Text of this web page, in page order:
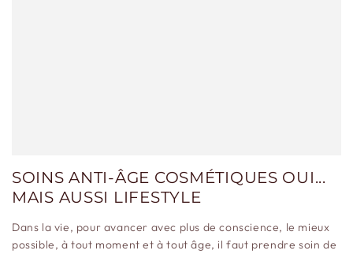
SOINS ANTI-ÂGE COSMÉTIQUES OUI...
MAIS AUSSI LIFESTYLE
Dans la vie, pour avancer avec plus de conscience, le mieux
possible, à tout moment et à tout âge, il faut prendre soin de